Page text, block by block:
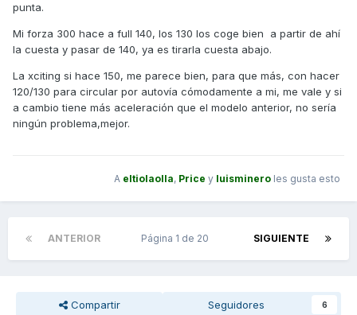
punta.
Mi forza 300 hace a full 140, los 130 los coge bien a partir de ahí
la cuesta y pasar de 140, ya es tirarla cuesta abajo.
La xciting si hace 150, me parece bien, para que más, con hacer
120/130 para circular por autovía cómodamente a mi, me vale y si
a cambio tiene más aceleración que el modelo anterior, no sería
ningún problema,mejor.
A eltiolaolla, Price y luisminero les gusta esto
ANTERIOR SIGUIENTE
Página 1 de 20
Compartir Seguidores 6